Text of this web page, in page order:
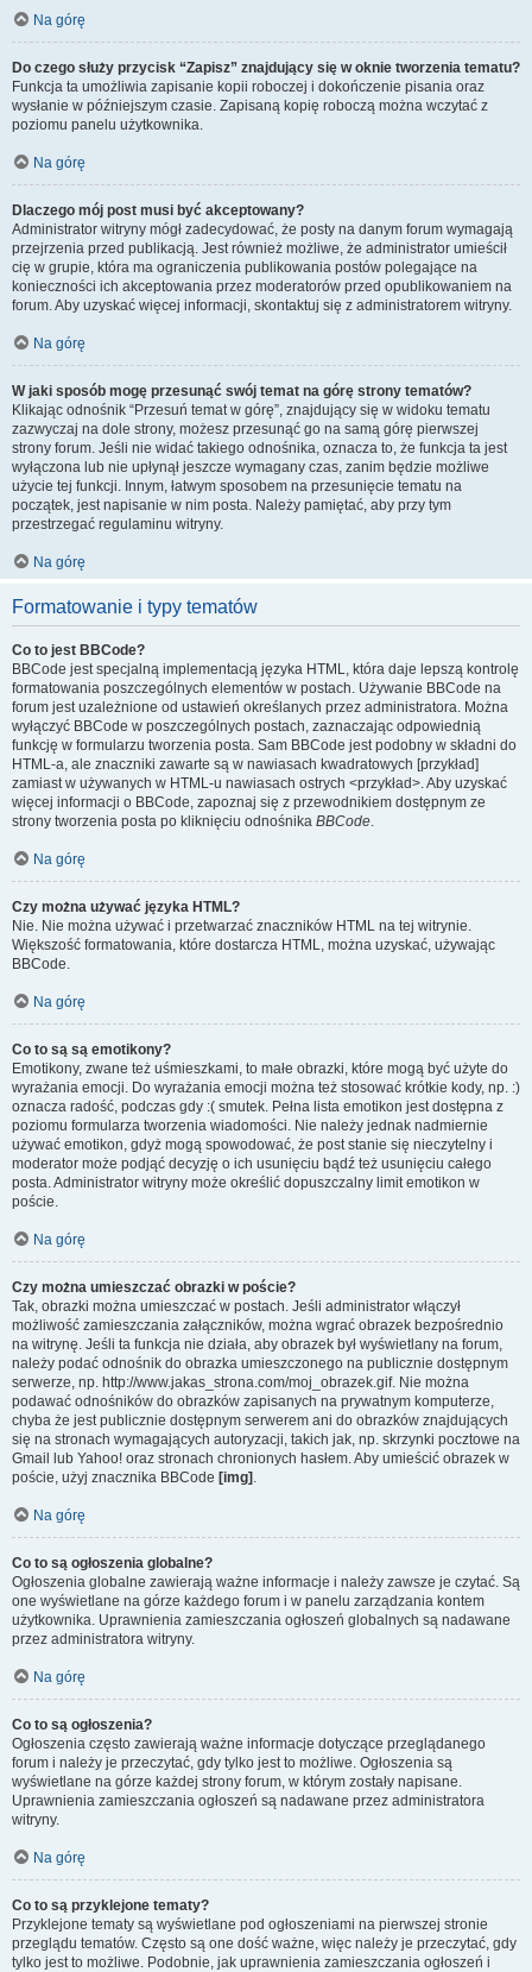
Na górę
Do czego służy przycisk “Zapisz” znajdujący się w oknie tworzenia tematu?
Funkcja ta umożliwia zapisanie kopii roboczej i dokończenie pisania oraz
wysłanie w późniejszym czasie. Zapisaną kopię roboczą można wczytać z
poziomu panelu użytkownika.
Na górę
Dlaczego mój post musi być akceptowany?
Administrator witryny mógł zadecydować, że posty na danym forum wymagają
przejrzenia przed publikacją. Jest również możliwe, że administrator umieścił
cię w grupie, która ma ograniczenia publikowania postów polegające na
konieczności ich akceptowania przez moderatorów przed opublikowaniem na
forum. Aby uzyskać więcej informacji, skontaktuj się z administratorem witryny.
Na górę
W jaki sposób mogę przesunąć swój temat na górę strony tematów?
Klikając odnośnik “Przesuń temat w górę”, znajdujący się w widoku tematu
zazwyczaj na dole strony, możesz przesunąć go na samą górę pierwszej
strony forum. Jeśli nie widać takiego odnośnika, oznacza to, że funkcja ta jest
wyłączona lub nie upłynął jeszcze wymagany czas, zanim będzie możliwe
użycie tej funkcji. Innym, łatwym sposobem na przesunięcie tematu na
początek, jest napisanie w nim posta. Należy pamiętać, aby przy tym
przestrzegać regulaminu witryny.
Na górę
Formatowanie i typy tematów
Co to jest BBCode?
BBCode jest specjalną implementacją języka HTML, która daje lepszą kontrolę
formatowania poszczególnych elementów w postach. Używanie BBCode na
forum jest uzależnione od ustawień określanych przez administratora. Można
wyłączyć BBCode w poszczególnych postach, zaznaczając odpowiednią
funkcję w formularzu tworzenia posta. Sam BBCode jest podobny w składni do
HTML-a, ale znaczniki zawarte są w nawiasach kwadratowych [przykład]
zamiast w używanych w HTML-u nawiasach ostrych <przykład>. Aby uzyskać
więcej informacji o BBCode, zapoznaj się z przewodnikiem dostępnym ze
strony tworzenia posta po kliknięciu odnośnika BBCode.
Na górę
Czy można używać języka HTML?
Nie. Nie można używać i przetwarzać znaczników HTML na tej witrynie.
Większość formatowania, które dostarcza HTML, można uzyskać, używając
BBCode.
Na górę
Co to są są emotikony?
Emotikony, zwane też uśmieszkami, to małe obrazki, które mogą być użyte do
wyrażania emocji. Do wyrażania emocji można też stosować krótkie kody, np. :)
oznacza radość, podczas gdy :( smutek. Pełna lista emotikon jest dostępna z
poziomu formularza tworzenia wiadomości. Nie należy jednak nadmiernie
używać emotikon, gdyż mogą spowodować, że post stanie się nieczytelny i
moderator może podjąć decyzję o ich usunięciu bądź też usunięciu całego
posta. Administrator witryny może określić dopuszczalny limit emotikon w
poście.
Na górę
Czy można umieszczać obrazki w poście?
Tak, obrazki można umieszczać w postach. Jeśli administrator włączył
możliwość zamieszczania załączników, można wgrać obrazek bezpośrednio
na witrynę. Jeśli ta funkcja nie działa, aby obrazek był wyświetlany na forum,
należy podać odnośnik do obrazka umieszczonego na publicznie dostępnym
serwerze, np. http://www.jakas_strona.com/moj_obrazek.gif. Nie można
podawać odnośników do obrazków zapisanych na prywatnym komputerze,
chyba że jest publicznie dostępnym serwerem ani do obrazków znajdujących
się na stronach wymagających autoryzacji, takich jak, np. skrzynki pocztowe na
Gmail lub Yahoo! oraz stronach chronionych hasłem. Aby umieścić obrazek w
poście, użyj znacznika BBCode [img] .
Na górę
Co to są ogłoszenia globalne?
Ogłoszenia globalne zawierają ważne informacje i należy zawsze je czytać. Są
one wyświetlane na górze każdego forum i w panelu zarządzania kontem
użytkownika. Uprawnienia zamieszczania ogłoszeń globalnych są nadawane
przez administratora witryny.
Na górę
Co to są ogłoszenia?
Ogłoszenia często zawierają ważne informacje dotyczące przeglądanego
forum i należy je przeczytać, gdy tylko jest to możliwe. Ogłoszenia są
wyświetlane na górze każdej strony forum, w którym zostały napisane.
Uprawnienia zamieszczania ogłoszeń są nadawane przez administratora
witryny.
Na górę
Co to są przyklejone tematy?
Przyklejone tematy są wyświetlane pod ogłoszeniami na pierwszej stronie
przeglądu tematów. Często są one dość ważne, więc należy je przeczytać, gdy
tylko jest to możliwe. Podobnie, jak uprawnienia zamieszczania ogłoszeń i